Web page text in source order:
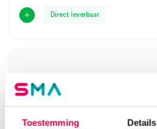
Toestemming Details
Direct leverbaar